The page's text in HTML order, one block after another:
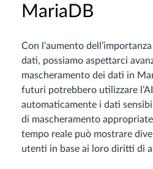
MariaDB
Con l’aumento
dati, possiamo aspettarci
mascheramento dei dati in
futuri potrebbero utilizzare
automaticamente i dati
di mascheramento
tempo reale può mostrare
utenti in base ai loro diritti di